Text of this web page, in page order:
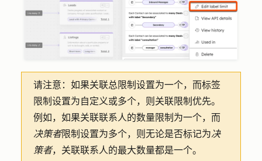
请注意： 如果关联总限制设置为一个，而标签
限制设置为自定义或多个，则关联限制优先。
例如，如果关联联系人的数量限制为一个，而
决策者限制设置为多个，则无论是否标记为决
策者，关联联系人的最大数量都是一个。